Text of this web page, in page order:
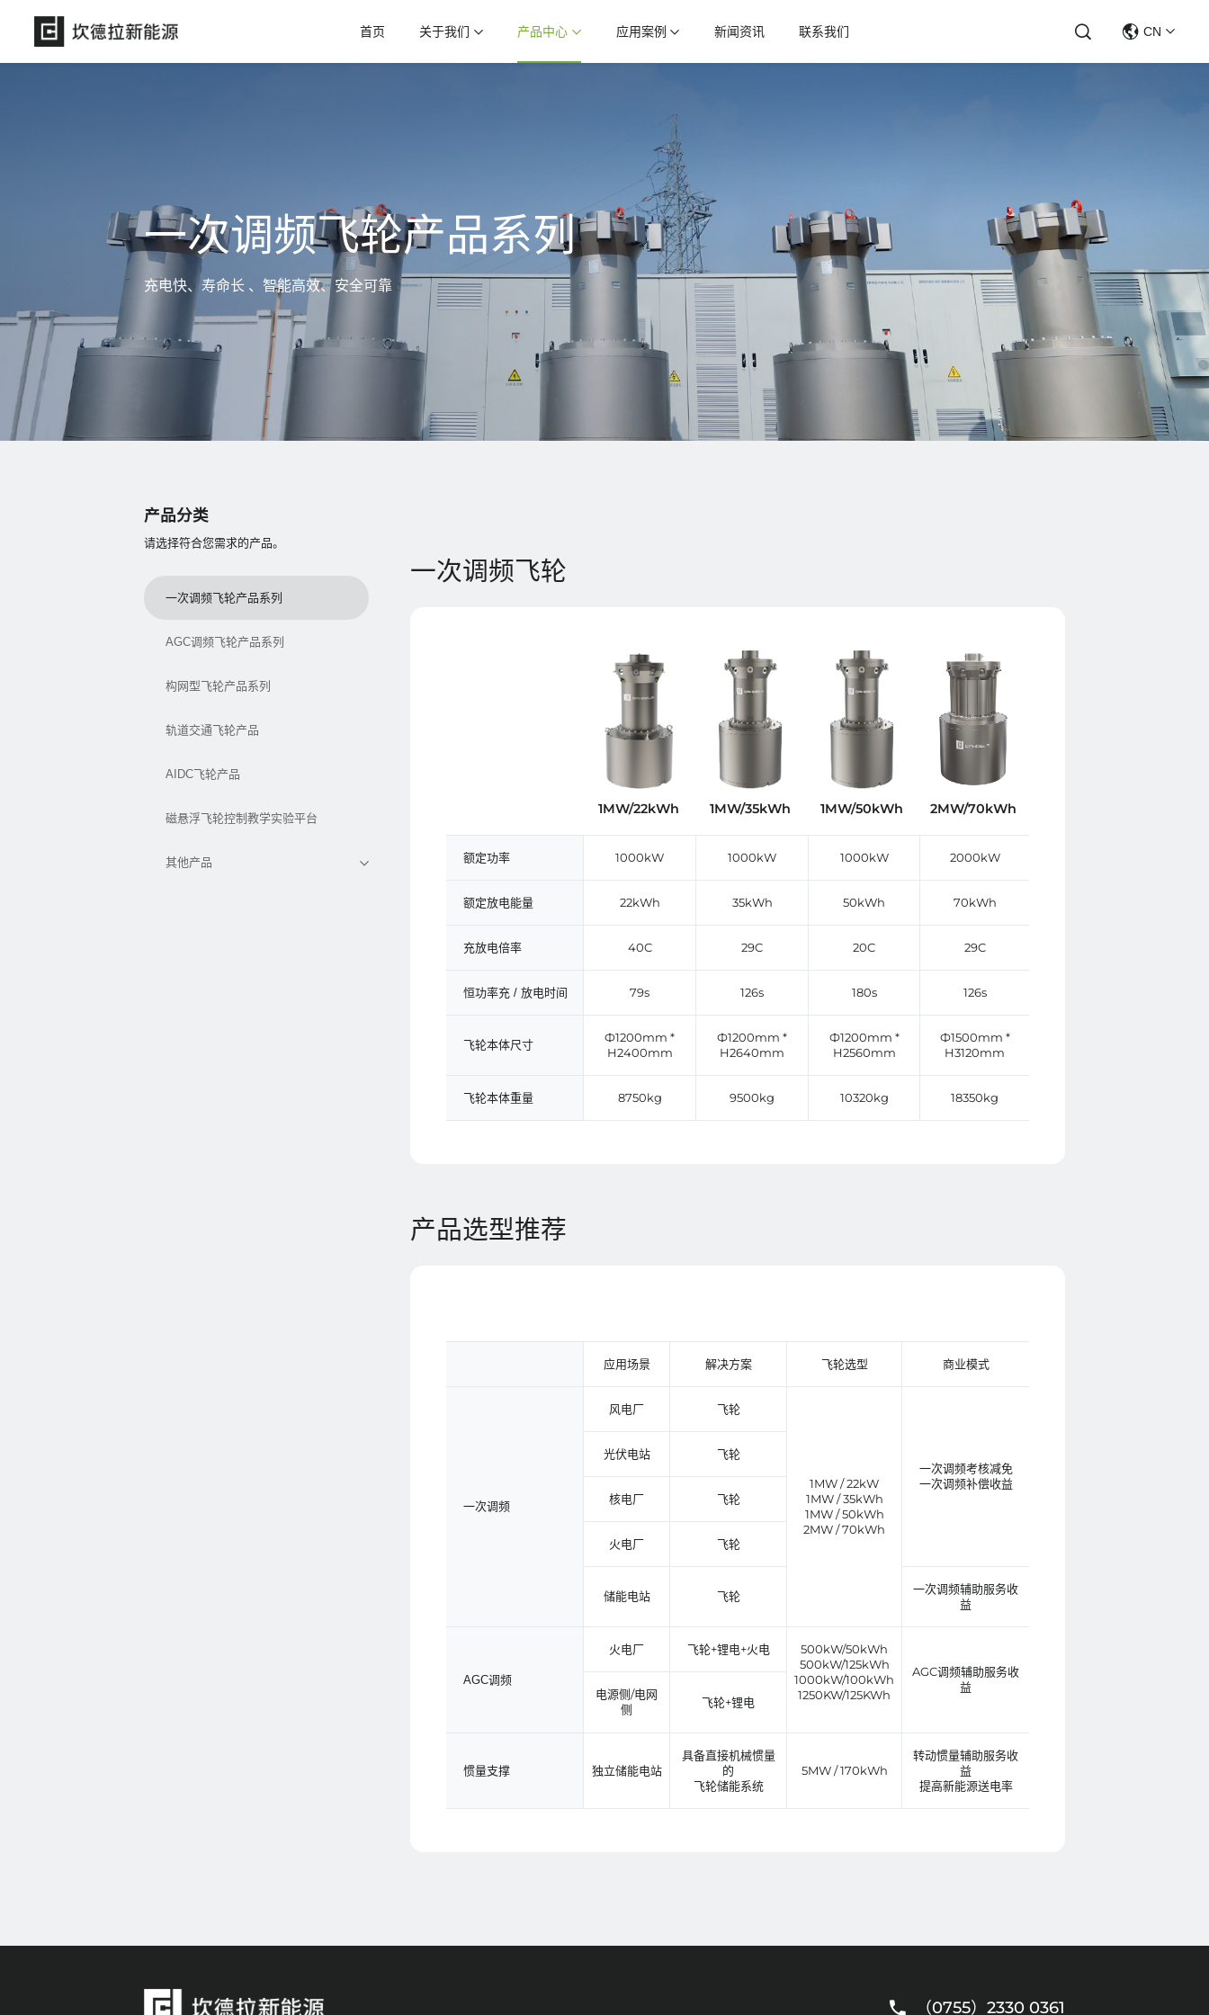
CN
首页 关于我们 产品中心 应用案例 新闻资讯 联系我们
一次调频飞轮产品系列
充电快、寿命长 、智能高效、安全可靠
产品分类
请选择符合您需求的产品。
一次调频飞轮产品系列
AGC调频飞轮产品系列
构网型飞轮产品系列
轨道交通飞轮产品
AIDC飞轮产品
磁悬浮飞轮控制教学实验平台
其他产品
一次调频飞轮
1MW/22kWh 1MW/35kWh 1MW/50kWh 2MW/70kWh
额定功率 1000kW 1000kW 1000kW 2000kW
额定放电能量 22kWh 35kWh 50kWh 70kWh
充放电倍率 40C 29C 20C 29C
恒功率充 / 放电时间 79s 126s 180s 126s
飞轮本体尺寸
Ф1200mm *
H2400mm
Ф1200mm *
H2640mm
Ф1200mm *
H2560mm
Ф1500mm *
H3120mm
飞轮本体重量 8750kg 9500kg 10320kg 18350kg
产品选型推荐
应用场景 解决方案 飞轮选型 商业模式
一次调频
风电厂 飞轮
1MW / 22kW
1MW / 35kWh
1MW / 50kWh
2MW / 70kWh
一次调频考核减免
一次调频补偿收益
光伏电站 飞轮
核电厂 飞轮
火电厂 飞轮
储能电站 飞轮
一次调频辅助服务收
益
AGC调频
火电厂 飞轮+锂电+火电
500kW/50kWh
500kW/125kWh
1000kW/100kWh
1250KW/125KWh
AGC调频辅助服务收
益
电源侧/电网
侧
飞轮+锂电
惯量支撑 独立储能电站
具备直接机械惯量
的
飞轮储能系统
5MW / 170kWh
转动惯量辅助服务收
益
提高新能源送电率
（0755）2330 0361